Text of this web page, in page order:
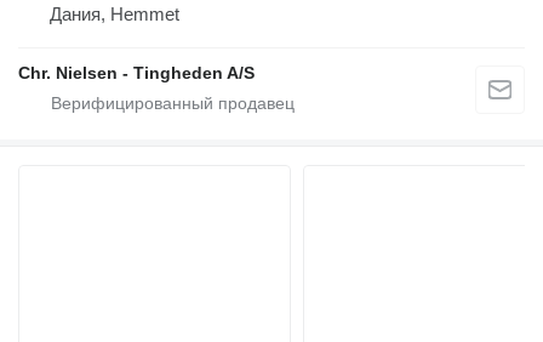
Дания, Hemmet
Chr. Nielsen - Tingheden A/S